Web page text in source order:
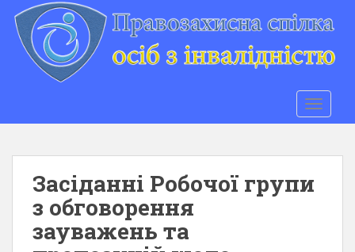
Засіданні Робочої групи
з обговорення
зауважень та